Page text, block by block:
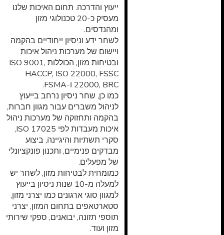
ייעוץ והדרכה. תחום האיכות שלנו
מעסיק כ-20 טכנולוגי מזון
ומהנדסים.
לשחר ידע וניסיון ייחודיים בהקמה
ויישום של מערכות ניהול איכות
ובטיחות מזון, הכוללות ISO 9001,
HACCP, ISO 22000, FSSC
22000, BRC ו-FSMA.
כמו כן, שחר ניסיון נרחב בייעוץ
לניהול משברים עבור מגוון חברות,
בהקמה ותחזוקה של מערכות ניהול
איכות מעבדות לפי ISO 17025,
סקרי תשתיות והיגיינה, ביצוע
מבדקים פנימיים, ותכנון פונקציונלי
של מפעלים.
כמומחית לבטיחות מזון, לשחר יש
למעלה מ-10 שנות ניסיון בייעוץ
למגוון סוגי ארגונים כמו יצרני מזון,
סטארטאפים בתחום המזון, יצרני
תוספי תזונה, יבואנים, ספקי שירותי
מזון ועוד.